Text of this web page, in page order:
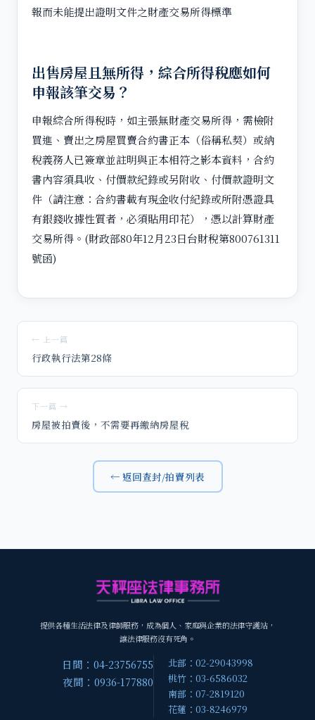
報而未能提出證明文件之財產交易所得標準
出售房屋且無所得，綜合所得稅應如何
申報該筆交易？
申報綜合所得稅時，如主張無財產交易所得，需檢附
買進、賣出之房屋買賣合約書正本（俗稱私契）或納
稅義務人已簽章並註明與正本相符之影本資料，合約
書內容須具收、付價款紀錄或另附收、付價款證明文
件（請注意：合約書載有現金收付紀錄或所附憑證具
有銀錢收據性質者，必須貼用印花），憑以計算財產
交易所得。(財政部80年12月23日台財稅第800761311
號函)
← 上一篇
行政執行法第28條
下一篇 →
房屋被拍賣後，不需要再繳納房屋稅
← 返回查封/拍賣列表
提供各種生活法律及律師服務，成為個人、家庭與企業的法律守護站，
讓法律服務沒有死角。
日間：04-23756755
夜間：0936-177880
北部：02-29043998
桃竹：03-6586032
南部：07-2819120
花蓮：03-8246979